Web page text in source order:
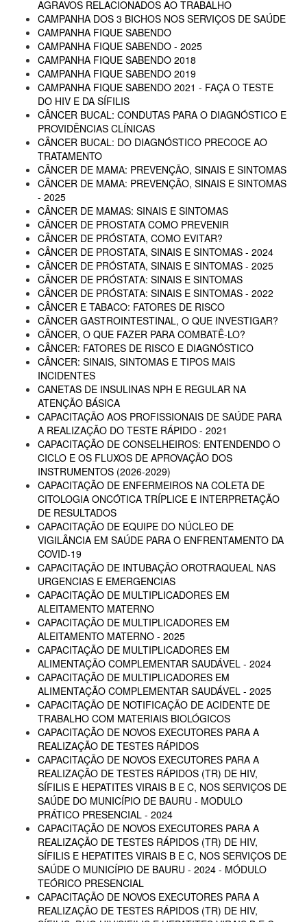
AGRAVOS RELACIONADOS AO TRABALHO
CAMPANHA DOS 3 BICHOS NOS SERVIÇOS DE SAÚDE
CAMPANHA FIQUE SABENDO
CAMPANHA FIQUE SABENDO - 2025
CAMPANHA FIQUE SABENDO 2018
CAMPANHA FIQUE SABENDO 2019
CAMPANHA FIQUE SABENDO 2021 - FAÇA O TESTE
DO HIV E DA SÍFILIS
CÂNCER BUCAL: CONDUTAS PARA O DIAGNÓSTICO E
PROVIDÊNCIAS CLÍNICAS
CÂNCER BUCAL: DO DIAGNÓSTICO PRECOCE AO
TRATAMENTO
CÂNCER DE MAMA: PREVENÇÃO, SINAIS E SINTOMAS
CÂNCER DE MAMA: PREVENÇÃO, SINAIS E SINTOMAS
- 2025
CÂNCER DE MAMAS: SINAIS E SINTOMAS
CÂNCER DE PROSTATA COMO PREVENIR
CÂNCER DE PRÓSTATA, COMO EVITAR?
CÂNCER DE PROSTATA, SINAIS E SINTOMAS - 2024
CÂNCER DE PRÓSTATA, SINAIS E SINTOMAS - 2025
CÂNCER DE PRÓSTATA: SINAIS E SINTOMAS
CÂNCER DE PRÓSTATA: SINAIS E SINTOMAS - 2022
CÂNCER E TABACO: FATORES DE RISCO
CÂNCER GASTROINTESTINAL, O QUE INVESTIGAR?
CÂNCER, O QUE FAZER PARA COMBATÊ-LO?
CÂNCER: FATORES DE RISCO E DIAGNÓSTICO
CÂNCER: SINAIS, SINTOMAS E TIPOS MAIS
INCIDENTES
CANETAS DE INSULINAS NPH E REGULAR NA
ATENÇÃO BÁSICA
CAPACITAÇÃO AOS PROFISSIONAIS DE SAÚDE PARA
A REALIZAÇÃO DO TESTE RÁPIDO - 2021
CAPACITAÇÃO DE CONSELHEIROS: ENTENDENDO O
CICLO E OS FLUXOS DE APROVAÇÃO DOS
INSTRUMENTOS (2026-2029)
CAPACITAÇÃO DE ENFERMEIROS NA COLETA DE
CITOLOGIA ONCÓTICA TRÍPLICE E INTERPRETAÇÃO
DE RESULTADOS
CAPACITAÇÃO DE EQUIPE DO NÚCLEO DE
VIGILÂNCIA EM SAÚDE PARA O ENFRENTAMENTO DA
COVID-19
CAPACITAÇÃO DE INTUBAÇÃO OROTRAQUEAL NAS
URGENCIAS E EMERGENCIAS
CAPACITAÇÃO DE MULTIPLICADORES EM
ALEITAMENTO MATERNO
CAPACITAÇÃO DE MULTIPLICADORES EM
ALEITAMENTO MATERNO - 2025
CAPACITAÇÃO DE MULTIPLICADORES EM
ALIMENTAÇÃO COMPLEMENTAR SAUDÁVEL - 2024
CAPACITAÇÃO DE MULTIPLICADORES EM
ALIMENTAÇÃO COMPLEMENTAR SAUDÁVEL - 2025
CAPACITAÇÃO DE NOTIFICAÇÃO DE ACIDENTE DE
TRABALHO COM MATERIAIS BIOLÓGICOS
CAPACITAÇÃO DE NOVOS EXECUTORES PARA A
REALIZAÇÃO DE TESTES RÁPIDOS
CAPACITAÇÃO DE NOVOS EXECUTORES PARA A
REALIZAÇÃO DE TESTES RÁPIDOS (TR) DE HIV,
SÍFILIS E HEPATITES VIRAIS B E C, NOS SERVIÇOS DE
SAÚDE DO MUNICÍPIO DE BAURU - MODULO
PRÁTICO PRESENCIAL - 2024
CAPACITAÇÃO DE NOVOS EXECUTORES PARA A
REALIZAÇÃO DE TESTES RÁPIDOS (TR) DE HIV,
SÍFILIS E HEPATITES VIRAIS B E C, NOS SERVIÇOS DE
SAÚDE O MUNICÍPIO DE BAURU - 2024 - MÓDULO
TEÓRICO PRESENCIAL
CAPACITAÇÃO DE NOVOS EXECUTORES PARA A
REALIZAÇÃO DE TESTES RÁPIDOS (TR) DE HIV,